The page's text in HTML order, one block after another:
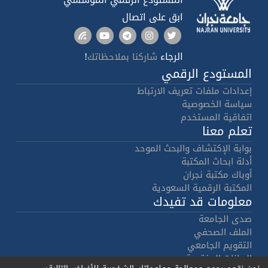
ابق على اتصال
الرجاء شاركنا بملاحظاتك!
المستودع الرقمي
إعدادات ملفات تعريف الارتباط
سياسة الخصوصية
اتفاقية المستخدم
تعلم معنا
بوابة الإكتشاف والبحث الموحد
أدلة ابحاث المكتبة
أوباك مكتبة نجران
المكتبة الرقمية السعودية
معلومات قد تفيدك
صدى الجامعة
الملف الصحفي
التقويم الجامعي
البيانات المفتوحة